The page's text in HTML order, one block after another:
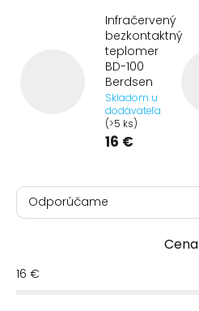
Infračervený
bezkontaktný
teplomer
BD-100
Berdsen
Skladom u
dodávateľa
(>5 ks)
16 €
R
d
i
Odporúčame
Cena
16 €